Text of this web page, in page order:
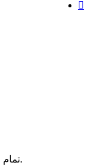
©محفوظ است.